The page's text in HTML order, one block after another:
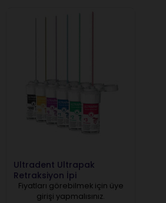
Ultradent Ultrapak
Retraksiyon İpi
Fiyatları görebilmek için üye
girişi yapmalısınız.